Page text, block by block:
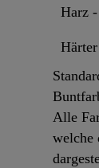
Harz
Alle
welche